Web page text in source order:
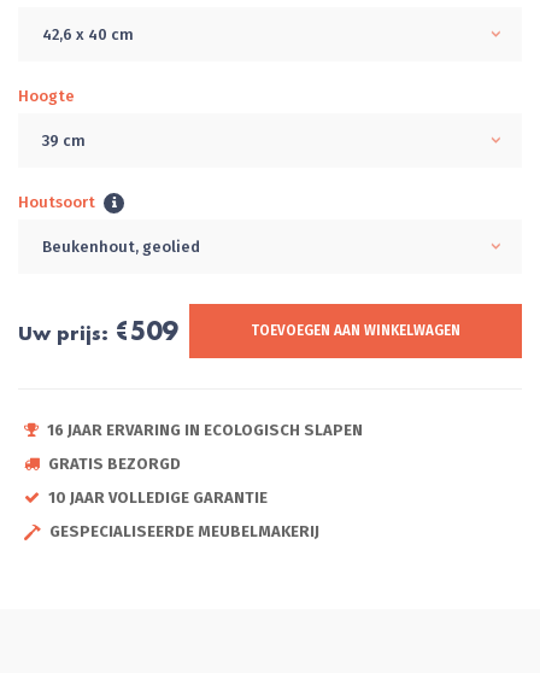
42,6 x 40 cm
Hoogte
39 cm
Houtsoort
Beukenhout, geolied
Uw prijs: €509 TOEVOEGEN AAN WINKELWAGEN
16 JAAR ERVARING IN ECOLOGISCH SLAPEN
GRATIS BEZORGD
10 JAAR VOLLEDIGE GARANTIE
GESPECIALISEERDE MEUBELMAKERIJ